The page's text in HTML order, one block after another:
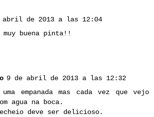
abril de 2013 a las 12:04
muy buena pinta!!
9 de abril de 2013 a las 12:32
empanada mas cada vez que vejo
agua na boca.
deve ser delicioso.